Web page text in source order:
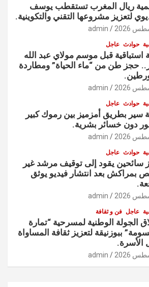
ريال المغرب تستقطب يوسف
لتعزيز مشروعها التقني والتكوينية.
admin
حوادث عاجل
استباقية قبل موسم مولاي عبد الله
حجز طن من “ماء الحياة” ومطاردة
admin
حوادث عاجل
سير بطريق أمزميز بين رموك كبير
دون خسائر بشرية.
admin
حوادث عاجل
سائحين يقود إلى توقيف مرشد غير
بمراكش بعد انتشار فيديو يوثق
admin
عاجل فن و ثقافة
الجولة الوطنية لمسرحية “تمارة
ببوزنيقة لتعزيز ثقافة المساواة
الأسرة.
admin